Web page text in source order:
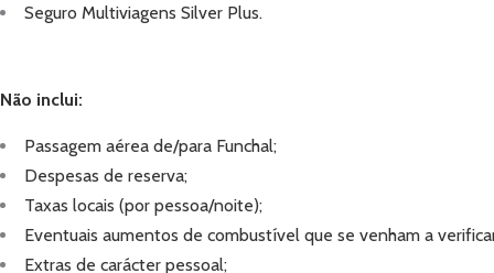
Seguro Multiviagens Silver Plus.
Não inclui:
Passagem aérea de/para Funchal;
Despesas de reserva;
Taxas locais (por pessoa/noite);
Eventuais aumentos de combustível que se venham a
Extras de carácter pessoal;